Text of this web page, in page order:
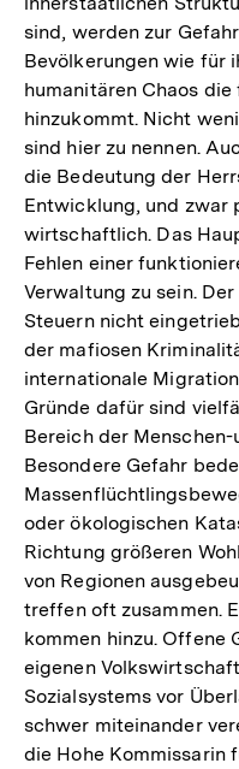
sind, werden zur
Bevölkerungen wie für
humanitären Chaos
hinzukommt. Nicht
sind hier zu nennen.
die Bedeutung der
Entwicklung, und zwar
wirtschaftlich. Das
Fehlen einer
Verwaltung zu sein.
Steuern nicht
der mafiosen
internationale
Gründe dafür sind
Bereich der
Besondere Gefahr
oder ökologischen
Richtung größeren
von Regionen
treffen oft zusammen.
kommen hinzu. Offene
eigenen
Sozialsystems vor
schwer miteinander
die Hohe Kommissarin